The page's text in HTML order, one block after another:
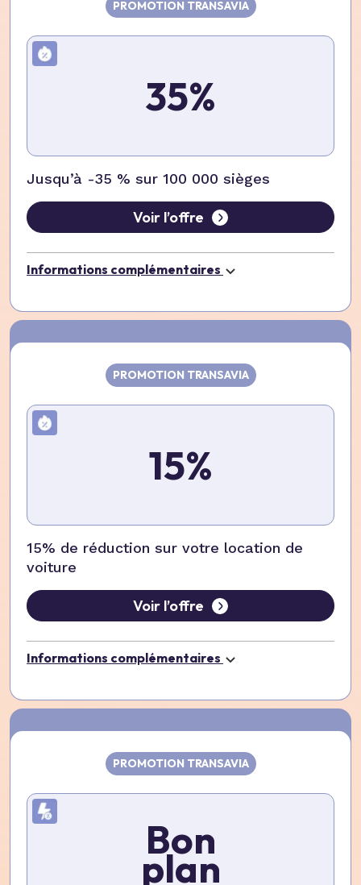
PROMOTION TRANSAVIA
35%
Jusqu’à -35 % sur 100 000 sièges
Voir l’offre
Informations complémentaires
PROMOTION TRANSAVIA
15%
15% de réduction sur votre location de
voiture
Voir l’offre
Informations complémentaires
PROMOTION TRANSAVIA
Bon
plan